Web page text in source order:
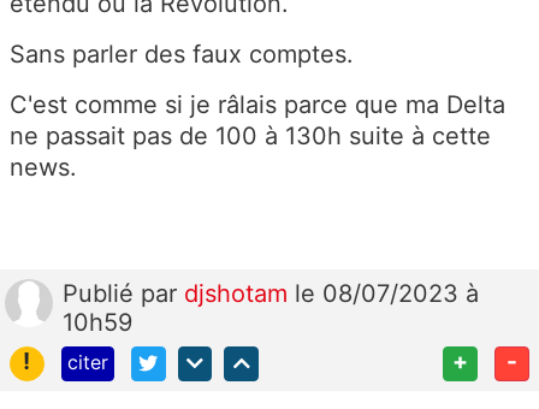
Sans parler des faux comptes.
C'est comme si je râlais parce que ma Delta
ne passait pas de 100 à 130h suite à cette
news.
Publié par djshotam le 08/07/2023 à
10h59
!
citer + -